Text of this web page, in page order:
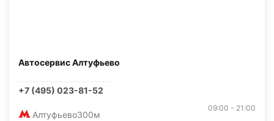
Автосервис Алтуфьево
+7 (495) 023-81-52
Алтуфьево300м
09:00 - 21:00